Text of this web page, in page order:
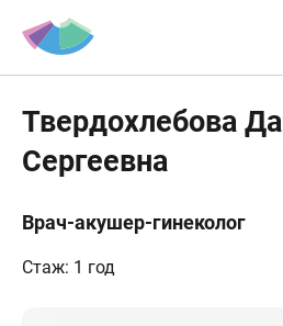
Твердохлебова
Сергеевна
Врач-акушер-гинеколог
Стаж: 1 год